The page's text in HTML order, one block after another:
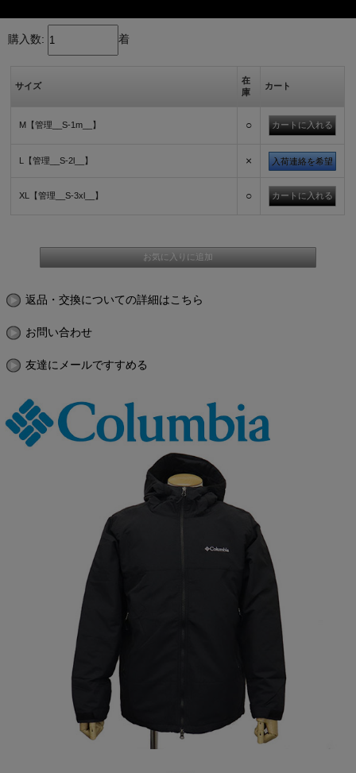
購入数: 着
サイズ
在
庫
カート
M【管理__S-1m__】 ○
L【管理__S-2l__】 × 入荷連絡を希望
XL【管理__S-3xl__】 ○
返品・交換についての詳細はこちら
お問い合わせ
友達にメールですすめる